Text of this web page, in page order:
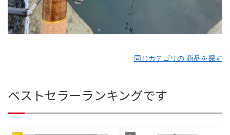
同じカテゴリの 商品を探す
ベストセラーランキングです